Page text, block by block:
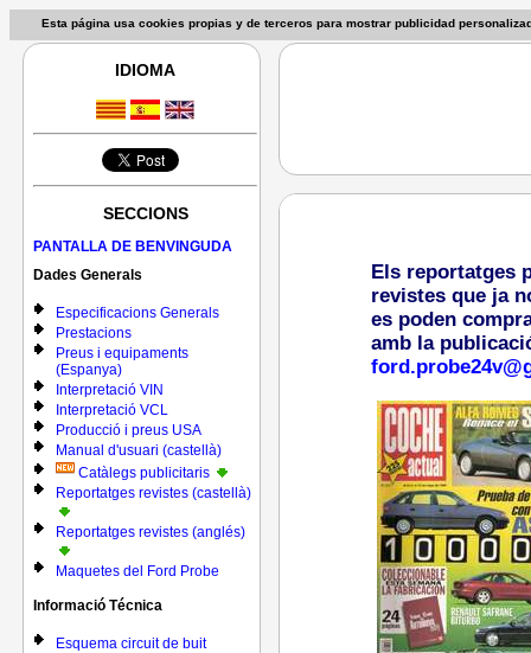
Esta página usa cookies propias y de terceros para mostrar publicidad
IDIOMA
SECCIONS
PANTALLA DE BENVINGUDA
Dades Generals
Especificacions Generals
Prestacions
Preus i equipaments
(Espanya)
Interpretació VIN
Interpretació VCL
Producció i preus USA
Manual d'usuari (castellà)
Catàlegs publicitaris
Reportatges revistes (castellà)
Reportatges revistes (anglés)
Maquetes del Ford Probe
Informació Técnica
Esquema circuit de buit
Els reportatges
revistes que ja
es poden
amb la